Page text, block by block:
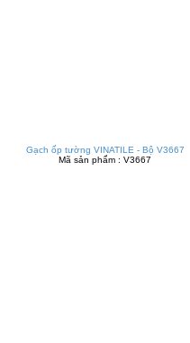
Gạch ốp tường VINATILE - Bộ V3667
Mã sản phẩm : V3667